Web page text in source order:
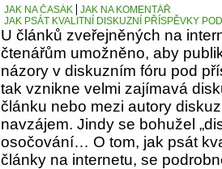
JAK NA ČASÁK
JAK NA KOMENTÁŘ
JAK PSÁT KVALITNÍ DISKUZNÍ PŘÍSPĚVKY
U článků zveřejněných na
čtenářům umožněno, aby
názory v diskuzním fóru pod
tak vznikne velmi zajímavá
článku nebo mezi autory
navzájem. Jindy se bohužel
osočování… O tom, jak psát
články na internetu, se